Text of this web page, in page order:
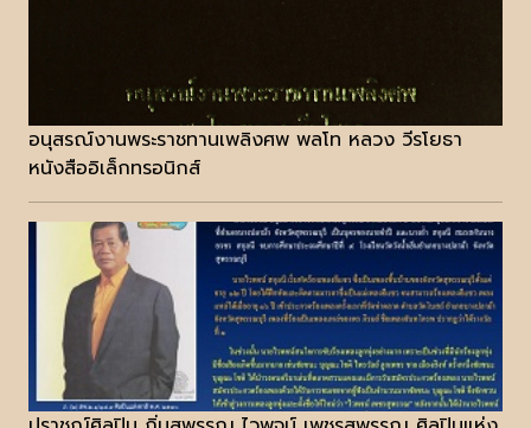
อนุสรณ์งานพระราชทานเพลิงศพ พลโท หลวง วีรโยธา
หนังสืออิเล็กทรอนิกส์